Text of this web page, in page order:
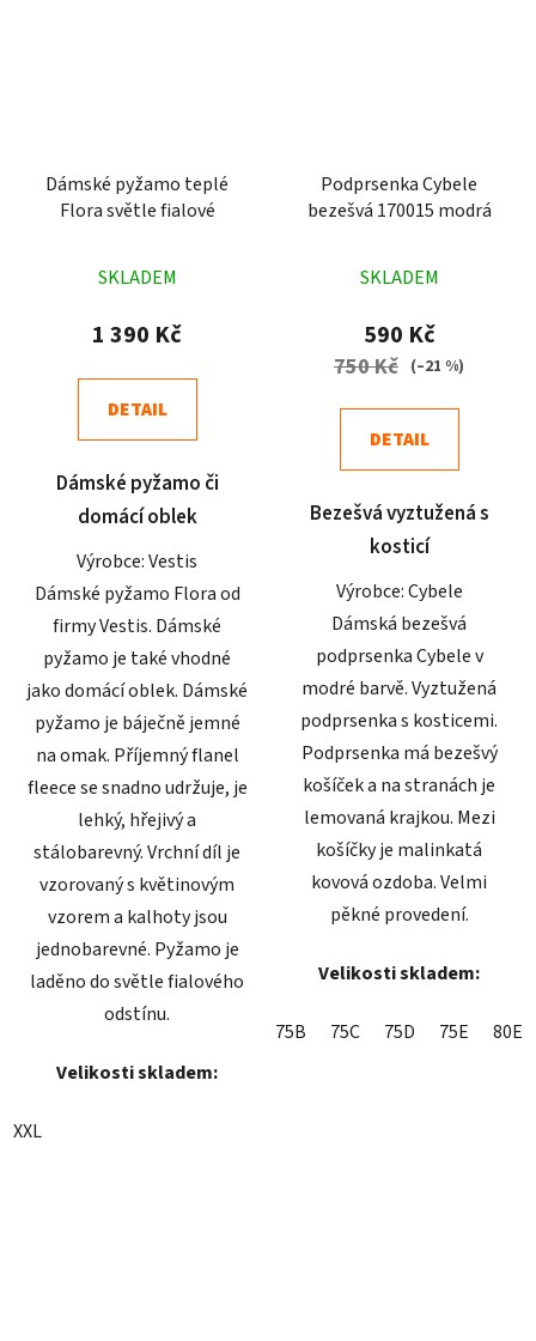
Dámské pyžamo teplé
Flora světle fialové
hodnocení
produktu
4,2
z
hvězdiček.
SKLADEM
1 390 Kč
DETAIL
Dámské pyžamo či
domácí oblek
Výrobce: Vestis
Dámské pyžamo Flora od
firmy Vestis. Dámské
pyžamo je také vhodné
jako domácí oblek. Dámské
pyžamo je báječně jemné
na omak. Příjemný flanel
fleece se snadno udržuje, je
lehký, hřejivý a
stálobarevný. Vrchní díl je
vzorovaný s květinovým
vzorem a kalhoty jsou
jednobarevné. Pyžamo je
laděno do světle fialového
odstínu.
Velikosti skladem:
XXL
Podprsenka Cybele
bezešvá 170015 modrá
hodnocení
produktu
je
z
5
SKLADEM
590 Kč
750 Kč (–21 %)
DETAIL
Bezešvá vyztužená s
kosticí
Výrobce: Cybele
Dámská bezešvá
podprsenka Cybele v
modré barvě. Vyztužená
podprsenka s kosticemi.
Podprsenka má bezešvý
košíček a na stranách je
lemovaná krajkou. Mezi
košíčky je malinkatá
kovová ozdoba. Velmi
pěkné provedení.
Velikosti skladem:
75B 75C 75D 75E 80E